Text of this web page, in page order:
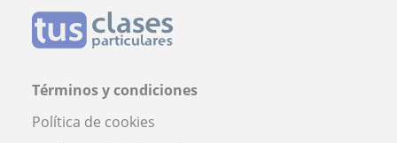
Términos y condiciones
Política de cookies